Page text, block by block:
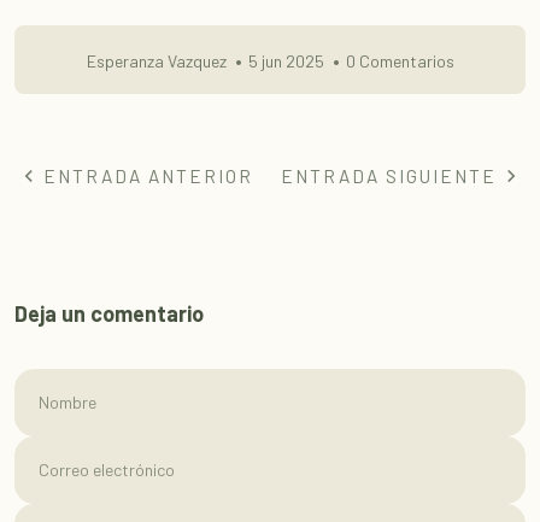
Esperanza Vazquez 5 jun 2025 0 Comentarios
ENTRADA ANTERIOR ENTRADA SIGUIENTE
Deja un comentario
Nombre
Correo electrónico